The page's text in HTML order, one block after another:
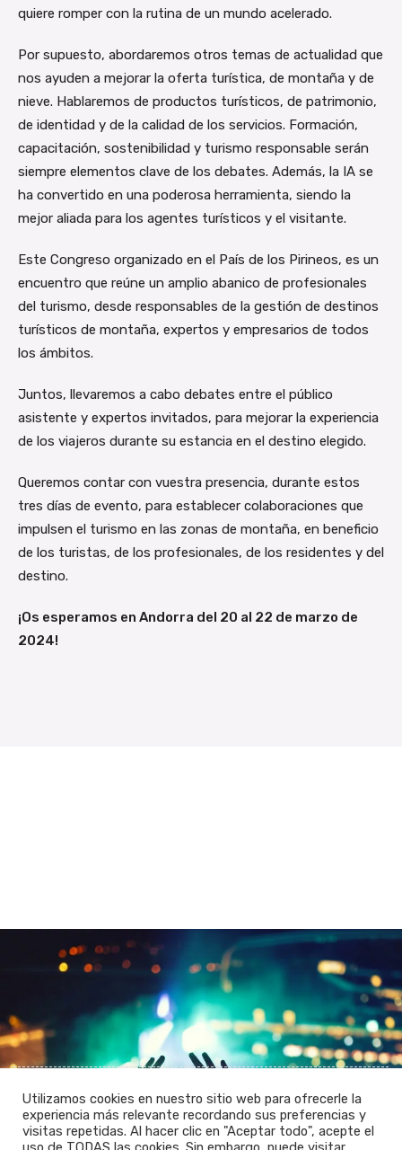
quiere romper con la rutina de un mundo acelerado.
Por supuesto, abordaremos otros temas de actualidad que
nos ayuden a mejorar la oferta turística, de montaña y de
nieve. Hablaremos de productos turísticos, de patrimonio,
de identidad y de la calidad de los servicios. Formación,
capacitación, sostenibilidad y turismo responsable serán
siempre elementos clave de los debates. Además, la IA se
ha convertido en una poderosa herramienta, siendo la
mejor aliada para los agentes turísticos y el visitante.
Este Congreso organizado en el País de los Pirineos, es un
encuentro que reúne un amplio abanico de profesionales
del turismo, desde responsables de la gestión de destinos
turísticos de montaña, expertos y empresarios de todos
los ámbitos.
Juntos, llevaremos a cabo debates entre el público
asistente y expertos invitados, para mejorar la experiencia
de los viajeros durante su estancia en el destino elegido.
Queremos contar con vuestra presencia, durante estos
tres días de evento, para establecer colaboraciones que
impulsen el turismo en las zonas de montaña, en beneficio
de los turistas, de los profesionales, de los residentes y del
destino.
¡Os esperamos en Andorra del 20 al 22 de marzo de
2024!
Utilizamos cookies en nuestro sitio web para ofrecerle la
experiencia más relevante recordando sus preferencias y
visitas repetidas. Al hacer clic en "Aceptar todo", acepte el